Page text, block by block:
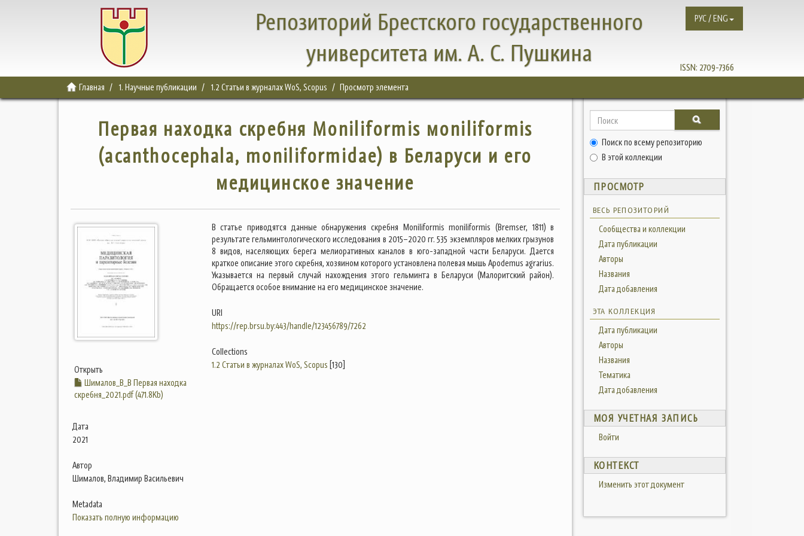
Репозиторий Брестского государственного
университета им. А. С. Пушкина
ISSN: 2709-7366
РУС / ENG
Главная 1. Научные публикации 1.2 Статьи в журналах WoS, Scopus Просмотр элемента
Первая находка скребня Moniliformis мoniliformis
(acanthocephala, moniliformidae) в Беларуси и его
медицинское значение
Открыть
Шималов_В_В Первая находка
скребня_2021.pdf (471.8Kb)
Дата
2021
Автор
Шималов, Владимир Васильевич
Metadata
Показать полную информацию
В статье приводятся данные обнаружения скребня Moniliformis moniliformis (Bremser, 1811) в
результате гельминтологического исследования в 2015–2020 гг. 535 экземпляров мелких грызунов
8 видов, населяющих берега мелиоративных каналов в юго-западной части Беларуси. Дается
краткое описание этого скребня, хозяином которого установлена полевая мышь Apodemus agrarius.
Указывается на первый случай нахождения этого гельминта в Беларуси (Малоритский район).
Обращается особое внимание на его медицинское значение.
URI
https://rep.brsu.by:443/handle/123456789/7262
Collections
1.2 Статьи в журналах WoS, Scopus [130]
Поиск по всему репозиторию
В этой коллекции
ПРОСМОТР
ВЕСЬ РЕПОЗИТОРИЙ
Сообщества и коллекции
Дата публикации
Авторы
Названия
Дата добавления
ЭТА КОЛЛЕКЦИЯ
Дата публикации
Авторы
Названия
Тематика
Дата добавления
МОЯ УЧЕТНАЯ ЗАПИСЬ
Войти
КОНТЕКСТ
Изменить этот документ